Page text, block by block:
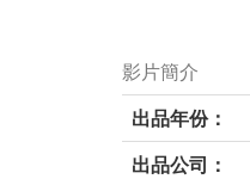
影片簡介
出品年份：
出品公司：